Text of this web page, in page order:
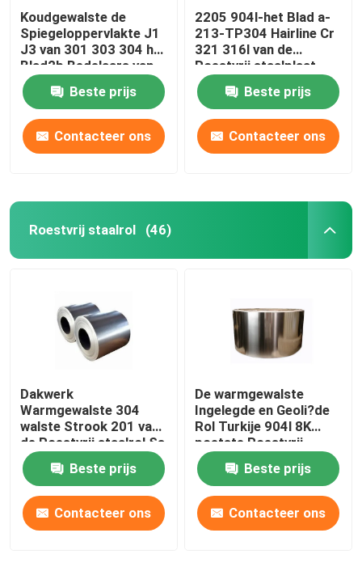
Koudgewalste de
Spiegeloppervlakte J1
J3 van 301 303 304 het
Blad2b Bedelaars van
de Roestvrij staalplaat
Beste prijs
Contacteer ons
2205 904l-het Blad a-
213-TP304 Hairline Cr
321 316l van de
Roestvrij staalplaat
Beste prijs
Contacteer ons
Roestvrij staalrol (46)
Dakwerk
Warmgewalste 304
walste Strook 201 van
de Roestvrij staalrol Ss
304 van 316l koud 202
Rol
Beste prijs
Contacteer ons
De warmgewalste
Ingelegde en Geoli?de
Rol Turkije 904l 8K
poetste Roestvrij
staalrol 430 Ss Rol 202
op
Beste prijs
Contacteer ons